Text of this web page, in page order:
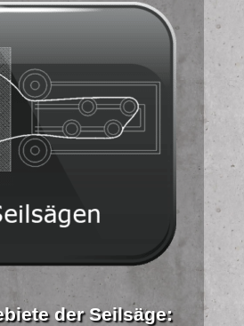
der Seilsäge: